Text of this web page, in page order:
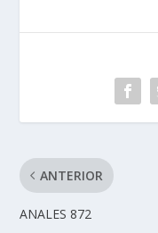
ANTERIOR
ANALES 872